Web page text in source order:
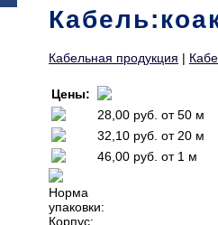
Кабельная продукция |
Цены:
28,00 руб. от 50 м
32,10 руб. от 20 м
46,00 руб. от 1 м
Норма
упаковки:
Корпус: